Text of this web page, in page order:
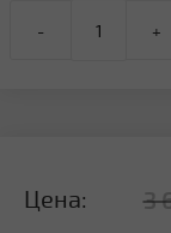
- +
Цена: 3